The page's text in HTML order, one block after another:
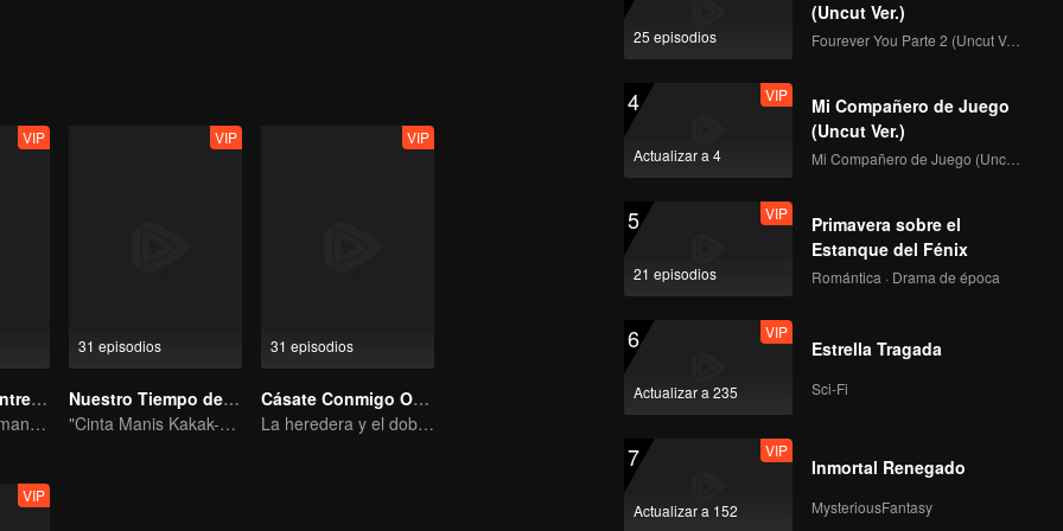
VIP
Dos destinos entrelazados
La Huérfana Humana se Ofrece para Vincularse con la Bestia Divina
31 episodios
VIP
Nuestro Tiempo de Amor
"Cinta Manis Kakak-Adik Xu Lu dan Lin Yi"
31 episodios
VIP
Cásate Conmigo Otra Vez
La heredera y el doble de su difunto marido
VIP
25 episodios
(Uncut Ver.)
Fourever You Parte 2 (Uncut Ver.)
4
Actualizar a 4
VIP
Mi Compañero de Juego
(Uncut Ver.)
Mi Compañero de Juego (Uncut Ver.)
5
21 episodios
VIP
Primavera sobre el
Estanque del Fénix
Romántica · Drama de época
6
Actualizar a 235
VIP
Estrella Tragada
Sci-Fi
7
Actualizar a 152
VIP
Inmortal Renegado
MysteriousFantasy